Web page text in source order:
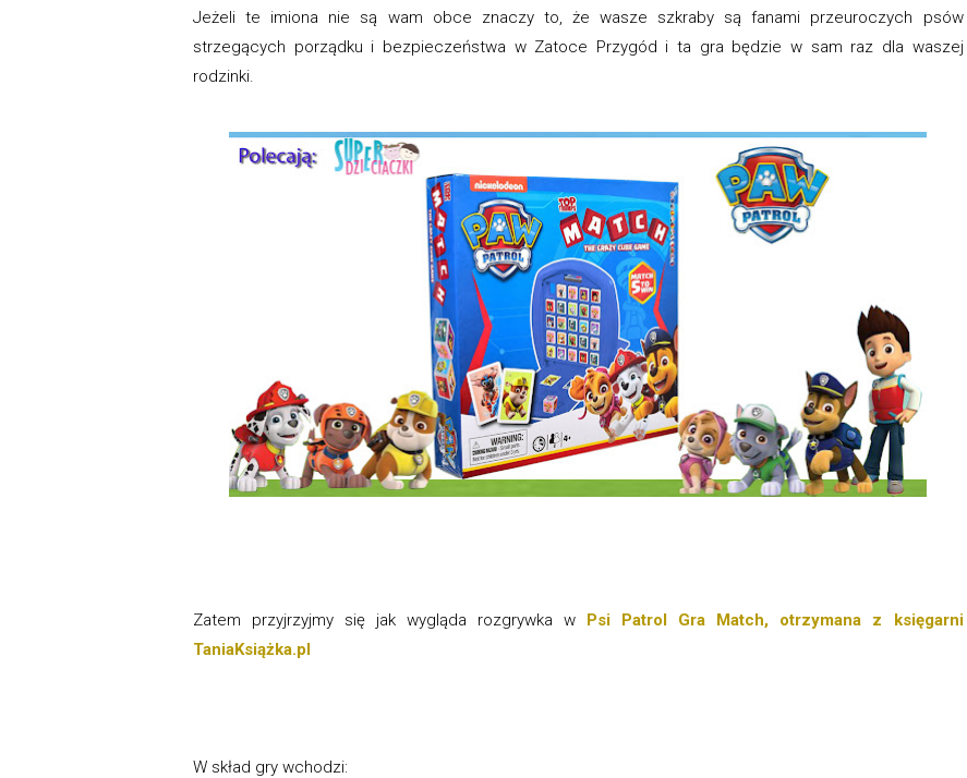
Jeżeli te imiona nie są wam obce znaczy to, że wasze szkraby są fanami przeuroczych psów
strzegących porządku i bezpieczeństwa w Zatoce Przygód i ta gra będzie w sam raz dla waszej
rodzinki.
Zatem przyjrzyjmy się jak wygląda rozgrywka w Psi Patrol Gra Match, otrzymana z księgarni
TaniaKsiążka.pl
W skład gry wchodzi: